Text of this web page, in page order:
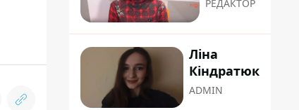
РЕДАКТОР
Ліна
Кіндратюк
ADMIN